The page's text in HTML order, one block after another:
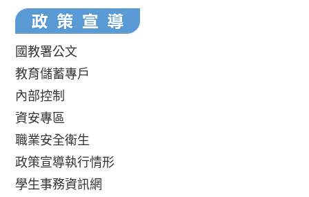
國教署公文
教育儲蓄專戶
內部控制
資安專區
職業安全衛生
政策宣導執行情形
學生事務資訊網